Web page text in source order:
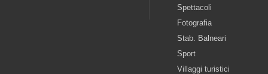
Spettacoli
Fotografia
Stab. Balneari
Sport
Villaggi turistici